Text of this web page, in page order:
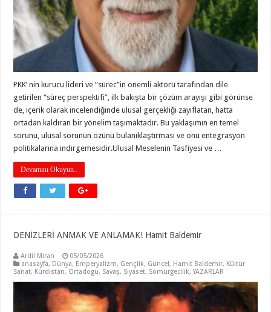
PKK’ nin kurucu lideri ve ”sürec”in önemli aktörü tarafından dile
getirilen “süreç perspektifi”, ilk bakışta bir çözüm arayışı gibi görünse
de, içerik olarak incelendiğinde ulusal gerçekliği zayıflatan, hatta
ortadan kaldıran bir yönelim taşımaktadır. Bu yaklaşımın en temel
sorunu, ulusal sorunun özünü bulanıklaştırması ve onu entegrasyon
politikalarına indirgemesidir.Ulusal Meselenin Tasfiyesi ve …
Devamını Okuyun..
DENİZLERİ ANMAK VE ANLAMAK! Hamit Baldemir
Ardil Miran
05/05/2026
anasayfa, Dünya, Emperyalizm, Gençlik, Güncel, Hamit Baldemir, Kültür
Sanat, Kürdistan, Ortadogu, Savaş, Siyaset, Sömürgecilik,YAZARLAR